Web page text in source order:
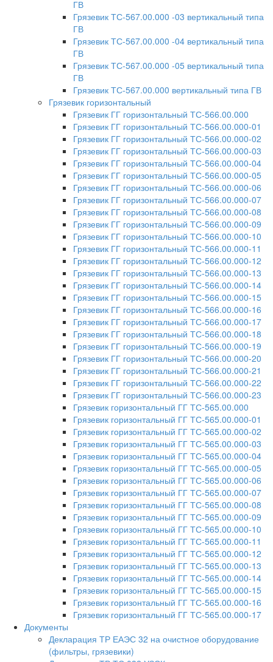
ГВ
Грязевик ТС-567.00.000 -03 вертикальный типа
ГВ
Грязевик ТС-567.00.000 -04 вертикальный типа
ГВ
Грязевик ТС-567.00.000 -05 вертикальный типа
ГВ
Грязевик ТС-567.00.000 вертикальный типа ГВ
Грязевик горизонтальный
Грязевик ГГ горизонтальный ТС-566.00.000
Грязевик ГГ горизонтальный ТС-566.00.000-01
Грязевик ГГ горизонтальный ТС-566.00.000-02
Грязевик ГГ горизонтальный ТС-566.00.000-03
Грязевик ГГ горизонтальный ТС-566.00.000-04
Грязевик ГГ горизонтальный ТС-566.00.000-05
Грязевик ГГ горизонтальный ТС-566.00.000-06
Грязевик ГГ горизонтальный ТС-566.00.000-07
Грязевик ГГ горизонтальный ТС-566.00.000-08
Грязевик ГГ горизонтальный ТС-566.00.000-09
Грязевик ГГ горизонтальный ТС-566.00.000-10
Грязевик ГГ горизонтальный ТС-566.00.000-11
Грязевик ГГ горизонтальный ТС-566.00.000-12
Грязевик ГГ горизонтальный ТС-566.00.000-13
Грязевик ГГ горизонтальный ТС-566.00.000-14
Грязевик ГГ горизонтальный ТС-566.00.000-15
Грязевик ГГ горизонтальный ТС-566.00.000-16
Грязевик ГГ горизонтальный ТС-566.00.000-17
Грязевик ГГ горизонтальный ТС-566.00.000-18
Грязевик ГГ горизонтальный ТС-566.00.000-19
Грязевик ГГ горизонтальный ТС-566.00.000-20
Грязевик ГГ горизонтальный ТС-566.00.000-21
Грязевик ГГ горизонтальный ТС-566.00.000-22
Грязевик ГГ горизонтальный ТС-566.00.000-23
Грязевик горизонтальный ГГ ТС-565.00.000
Грязевик горизонтальный ГГ ТС-565.00.000-01
Грязевик горизонтальный ГГ ТС-565.00.000-02
Грязевик горизонтальный ГГ ТС-565.00.000-03
Грязевик горизонтальный ГГ ТС-565.00.000-04
Грязевик горизонтальный ГГ ТС-565.00.000-05
Грязевик горизонтальный ГГ ТС-565.00.000-06
Грязевик горизонтальный ГГ ТС-565.00.000-07
Грязевик горизонтальный ГГ ТС-565.00.000-08
Грязевик горизонтальный ГГ ТС-565.00.000-09
Грязевик горизонтальный ГГ ТС-565.00.000-10
Грязевик горизонтальный ГГ ТС-565.00.000-11
Грязевик горизонтальный ГГ ТС-565.00.000-12
Грязевик горизонтальный ГГ ТС-565.00.000-13
Грязевик горизонтальный ГГ ТС-565.00.000-14
Грязевик горизонтальный ГГ ТС-565.00.000-15
Грязевик горизонтальный ГГ ТС-565.00.000-16
Грязевик горизонтальный ГГ ТС-565.00.000-17
Документы
Декларация ТР ЕАЭС 32 на очистное оборудование
(фильтры, грязевики)​